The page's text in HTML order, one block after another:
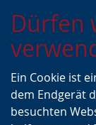
Dürfen
Ein Cookie ist
dem Endgerät
besuchten